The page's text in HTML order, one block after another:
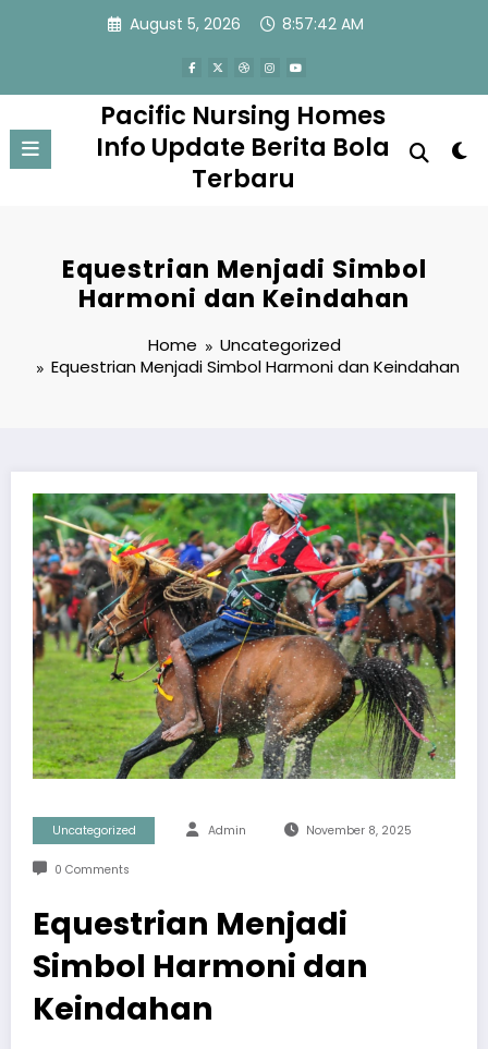
August 5, 2026 8:57:42 AM
Pacific Nursing Homes
Info Update Berita Bola
Terbaru
Equestrian Menjadi Simbol
Harmoni dan Keindahan
Home
Uncategorized
Equestrian Menjadi Simbol Harmoni dan Keindahan
Uncategorized Admin November 8, 2025
0 Comments
Equestrian Menjadi
Simbol Harmoni dan
Keindahan